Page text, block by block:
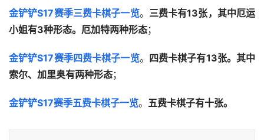
金铲铲S17赛季三费卡棋子一览。 三费卡有13张，其中厄运
小姐有3种形态。厄加特两种形态；
金铲铲S17赛季四费卡棋子一览。 四费卡棋子有13张。其中
索尔、加里奥有两种形态；
金铲铲S17赛季五费卡棋子一览。 五费卡棋子有十张。